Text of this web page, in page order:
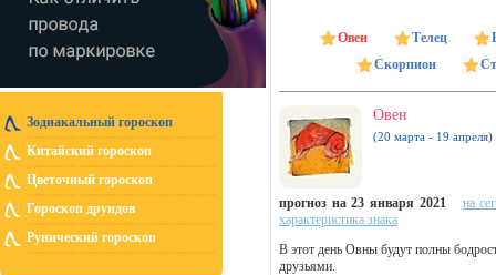
Зодиакальный гороскоп
Китайский гороскоп
Цветочный гороскоп
Гороскоп друидов
Рунический гороскоп
Овен Телец
Скорпион
Овен
(20 марта - 19 апреля)
прогноз на 23 января 2021
на
характеристика знака
В этот день Овны будут полны
друзьями.